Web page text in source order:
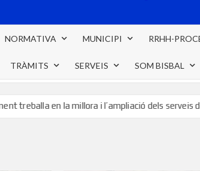
NORMATIVA MUNICIPI RRHH-
TRÀMITS SERVEIS SOM BISBAL
en la millora i l’ampliació dels serveis del SOM